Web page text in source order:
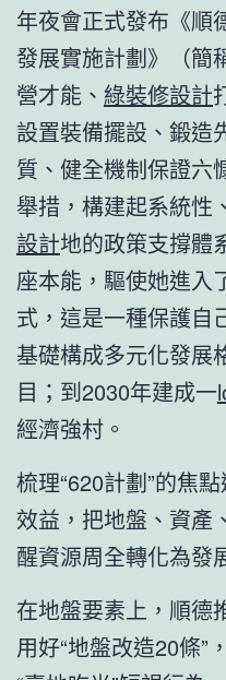
年夜會正式發布《順
發展實施計劃》（簡
營才能、 綠裝修設計
設置裝備擺設、鍛造
質、健全機制保證六
舉措，構建起系統性
設計地的政策支撐體
座本能，驅使她進入
式，這是一種保護自
基礎構成多元化發展
目；到2030年建成一
經濟強村。
梳理“620計劃”的焦
效益，把地盤、資產
醒資源周全轉化為發
在地盤要素上，順德
用好“地盤改造20條”